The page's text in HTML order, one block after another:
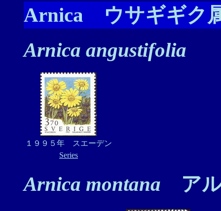
Arnica ウサギギク
Arnica angustifolia
１９９５年 スエーデン
Series
Arnica montana ア